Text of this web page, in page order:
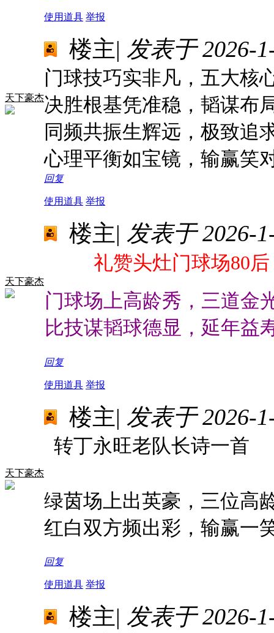
使用道具 举报
天下豪杰
楼主| 发表于 2026-
门球技巧实非凡，五大核
决胜根基凭准稳，韬谋布
同频共振生辉远，极致追
心理平衡如宝镜，输赢笑
回复
使用道具 举报
天下豪杰
楼主| 发表于 2026-
礼赞头灶门球场80后
门球场上高龄秀，三道金
比技谋韬球德显，延年益
回复
使用道具 举报
天下豪杰
楼主| 发表于 2026-
转丁永旺老队长诗一首
绿茵场上出英豪，三位高
红白双方频出彩，输赢一
回复
使用道具 举报
楼主| 发表于 2026-